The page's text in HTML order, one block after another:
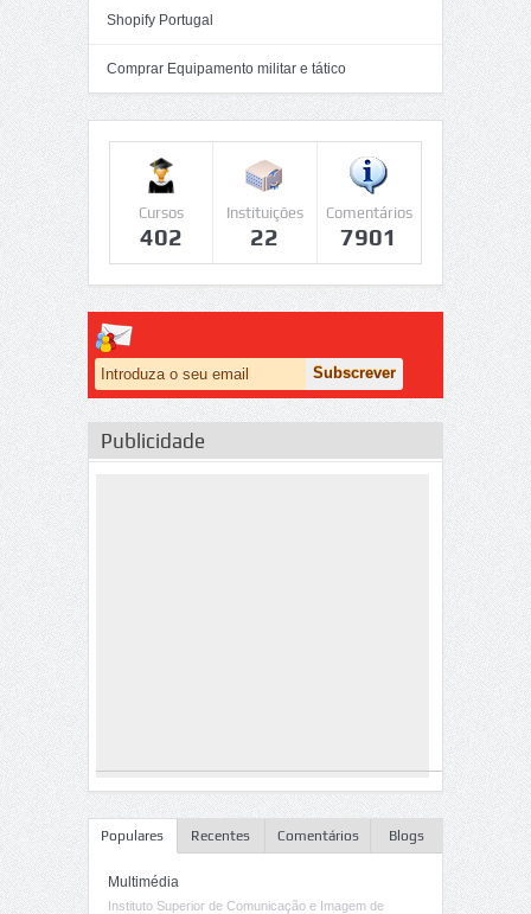
Shopify Portugal
Comprar Equipamento militar e tático
Cursos
402
Instituições
22
Comentários
7901
Publicidade
Populares Recentes Comentários Blogs
Multimédia
Instituto Superior de Comunicação e Imagem de